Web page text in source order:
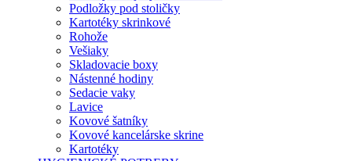
Podložky pod stoličky
Kartotéky skrinkové
Rohože
Vešiaky
Skladovacie boxy
Nástenné hodiny
Sedacie vaky
Lavice
Kovové šatníky
Kovové kancelárske skrine
Kartotéky